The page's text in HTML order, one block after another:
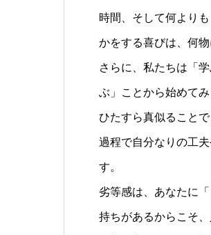
時間、そして何より
かをする喜びは、何
さらに、私たちは「
ぶ」ことから始めて
ひたすら真似ること
過程で自分なりの工
す。
劣等感は、あなたに
持ちがあるからこそ